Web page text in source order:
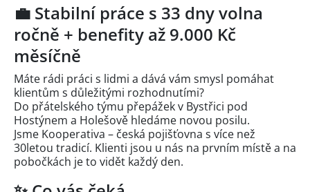
💼 Stabilní práce s 33 dny volna
ročně + benefity až 9.000 Kč
měsíčně
Máte rádi práci s lidmi a dává vám smysl pomáhat
klientům s důležitými rozhodnutími?
Do přátelského týmu přepážek v Bystřici pod
Hostýnem a Holešově hledáme novou posilu.
Jsme Kooperativa – česká pojišťovna s více než
30letou tradicí. Klienti jsou u nás na prvním místě a na
pobočkách je to vidět každý den.